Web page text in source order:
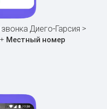
Диего-Гарсия >
+ Местный номер